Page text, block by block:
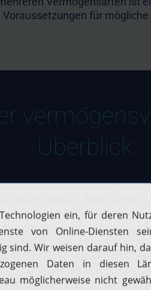
für
Überblick
Beurteilung einer
sein können, hängt die
Aktivitäten können
haben.